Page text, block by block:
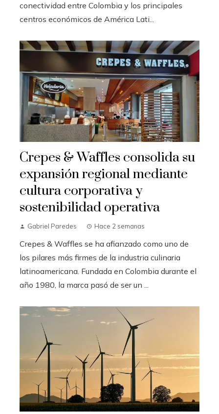
conectividad entre Colombia y los principales
centros económicos de América Lati...
Crepes & Waffles consolida su
expansión regional mediante
cultura corporativa y
sostenibilidad operativa
Gabriel Paredes Hace 2 semanas
Crepes & Waffles se ha afianzado como uno de
los pilares más firmes de la industria culinaria
latinoamericana. Fundada en Colombia durante el
año 1980, la marca pasó de ser un ...